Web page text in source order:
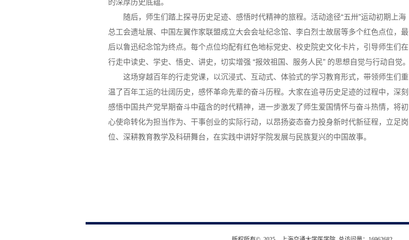
的深厚历史底蕴。
随后，师生们踏上探寻历史足迹、感悟时代精神的旅程。活动途径“五卅”运动初期上海
总工会遗址展、中国左翼作家联盟成立大会会址纪念馆、李白烈士故居等多个红色点位，最
后以鲁迅纪念馆为终点。每个点位均配有红色地标党史、校史院史文化卡片，引导师生们在
行走中读史、学史、悟史、讲史，切实增强 “报效祖国、服务人民” 的思想自觉与行动自觉。
这场穿越百年的行走党课，以沉浸式、互动式、体验式的学习教育形式，带领师生们重
温了百年工运的壮阔历史，感怀革命先辈的奋斗历程。大家在追寻历史足迹的过程中，深刻
感悟中国共产党早期奋斗中蕴含的时代精神，进一步激发了师生爱国情怀与奋斗热情，将初
心使命转化为担当作为、干事创业的实际行动，以昂扬姿态奋力投身新时代新征程，立足岗
位、深耕教育教学及科研舞台，在实践中讲好学院发展与民族复兴的中国故事。